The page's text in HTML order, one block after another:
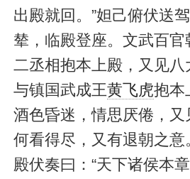
出殿就回。”妲己俯伏送
辇，临殿登座。文武百
二丞相抱本上殿，又见八
与镇国武成王黄飞虎抱本
酒色昏迷，情思厌倦，又
何看得尽，又有退朝之
殿伏奏曰：“天下诸侯本